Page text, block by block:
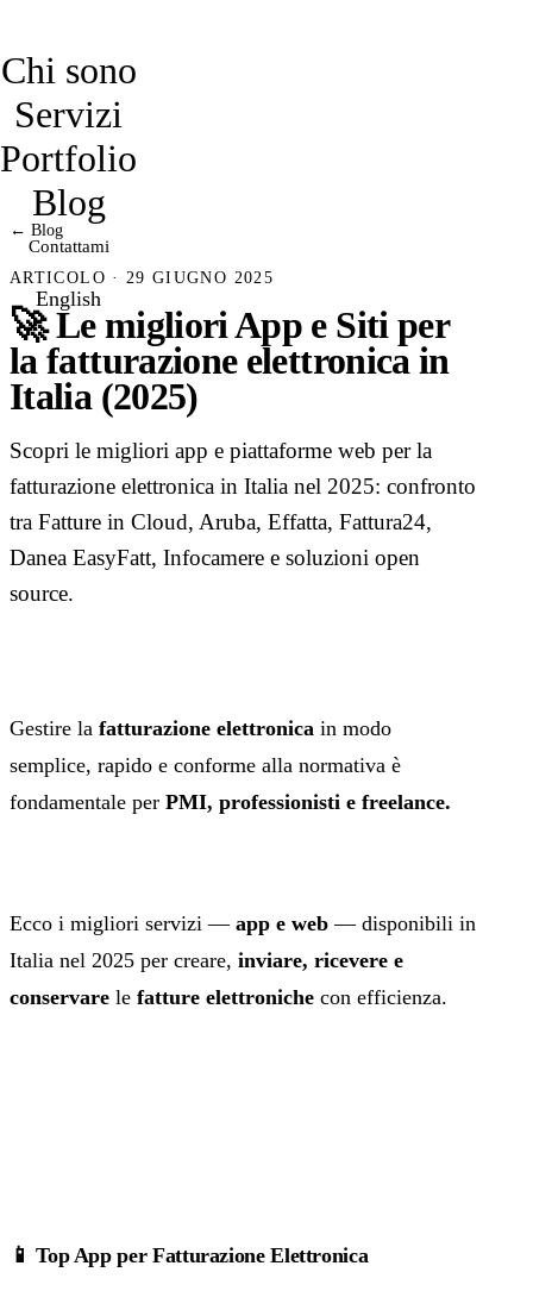
Chi sono
Servizi
Portfolio
Blog
Contattami
English
← Blog
ARTICOLO · 29 GIUGNO 2025
🚀 Le migliori App e Siti per
la fatturazione elettronica in
Italia (2025)
Scopri le migliori app e piattaforme web per la
fatturazione elettronica in Italia nel 2025: confronto
tra Fatture in Cloud, Aruba, Effatta, Fattura24,
Danea EasyFatt, Infocamere e soluzioni open
source.
Gestire la fatturazione elettronica in modo
semplice, rapido e conforme alla normativa è
fondamentale per PMI, professionisti e freelance.
Ecco i migliori servizi — app e web — disponibili in
Italia nel 2025 per creare, inviare, ricevere e
conservare le fatture elettroniche con efficienza.
📱 Top App per Fatturazione Elettronica